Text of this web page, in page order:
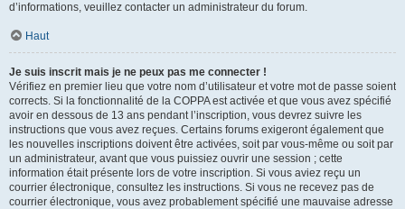
d’informations, veuillez contacter un administrateur du forum.
Haut
Je suis inscrit mais je ne peux pas me connecter !
Vérifiez en premier lieu que votre nom d’utilisateur et votre mot de passe soient
corrects. Si la fonctionnalité de la COPPA est activée et que vous avez spécifié
avoir en dessous de 13 ans pendant l’inscription, vous devrez suivre les
instructions que vous avez reçues. Certains forums exigeront également que
les nouvelles inscriptions doivent être activées, soit par vous-même ou soit par
un administrateur, avant que vous puissiez ouvrir une session ; cette
information était présente lors de votre inscription. Si vous aviez reçu un
courrier électronique, consultez les instructions. Si vous ne recevez pas de
courrier électronique, vous avez probablement spécifié une mauvaise adresse